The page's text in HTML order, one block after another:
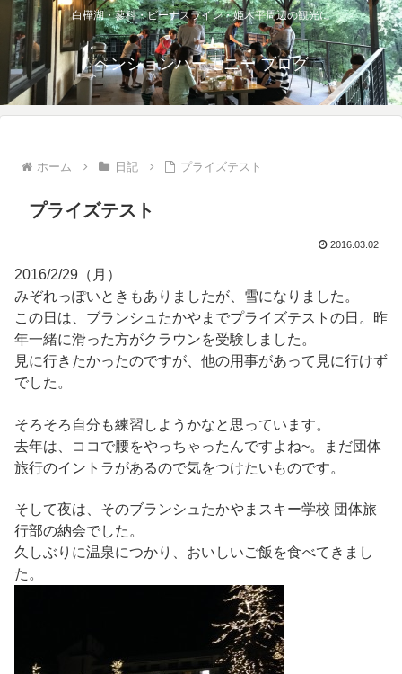
白樺湖・蓼科・ビーナスライン・姫木平周辺の観光に
ペンションハーモニー ブログ
ホーム 日記 プライズテスト
プライズテスト
2016.03.02
2016/2/29（月）
みぞれっぽいときもありましたが、雪になりました。
この日は、ブランシュたかやまでプライズテストの日。昨
年一緒に滑った方がクラウンを受験しました。
見に行きたかったのですが、他の用事があって見に行けず
でした。
そろそろ自分も練習しようかなと思っています。
去年は、ココで腰をやっちゃったんですよね~。まだ団体
旅行のイントラがあるので気をつけたいものです。
そして夜は、そのブランシュたかやまスキー学校 団体旅
行部の納会でした。
久しぶりに温泉につかり、おいしいご飯を食べてきまし
た。